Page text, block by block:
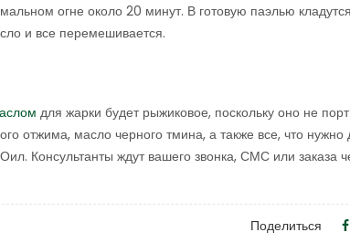
огне около 20 минут. В готовую паэлью
и все перемешивается.
для жарки будет рыжиковое, поскольку оно не
отжима, масло черного тмина, а также все, что нужно
Консультанты ждут вашего звонка, СМС или заказа
Поделиться